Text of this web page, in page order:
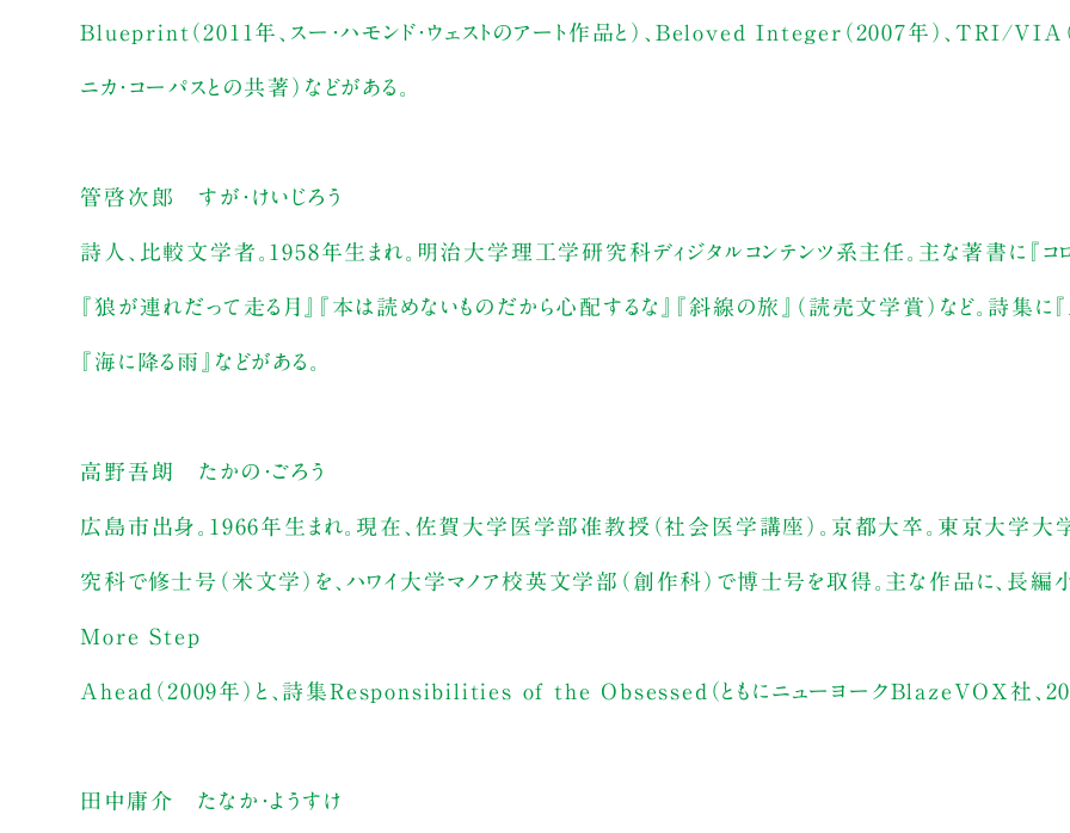
Blueprint（2011年、スー・ハモンド・ウェストのアート作品と）、Beloved Integer（2007年）、TRI/VIA
ニカ・コーパスとの共著）などがある。
管啓次郎 すが・けいじろう
詩人、比較文学者。1958年生まれ。明治大学理工学研究科ディジタルコンテンツ系主任。主な著書に『コ
『狼が連れだって走る月』『本は読めないものだから心配するな』『斜線の旅』（読売文学賞）など。詩集
『海に降る雨』などがある。
高野吾朗 たかの・ごろう
広島市出身。1966年生まれ。現在、佐賀大学医学部准教授（社会医学講座）。京都大卒。東京大学
究科で修士号（米文学）を、ハワイ大学マノア校英文学部（創作科）で博士号を取得。主な作品に、長
More Step
Ahead（2009年）と、詩集Responsibilities of the Obsessed（ともにニューヨークBlazeVOX社、
田中庸介 たなか・ようすけ